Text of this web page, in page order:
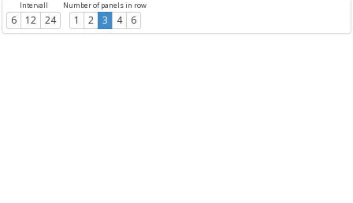
Intervall
6 12 24
Number of panels in row
1 2 3 4 6